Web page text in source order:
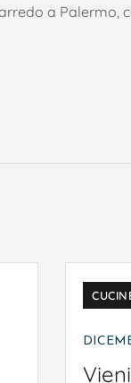
a Palermo,